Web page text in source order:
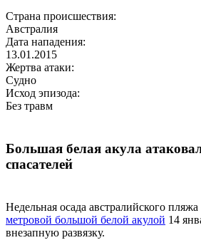
Страна происшествия:
Австралия
Дата нападения:
13.01.2015
Жертва атаки:
Судно
Исход эпизода:
Без травм
Большая белая акула
спасателей
Недельная осада австралийского
метровой большой белой акулой 14
внезапную развязку.